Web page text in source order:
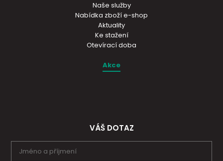
Naše služby
Nabídka zboží e-shop
Aktuality
Ke stažení
Otevírací doba
Akce
VÁŠ DOTAZ